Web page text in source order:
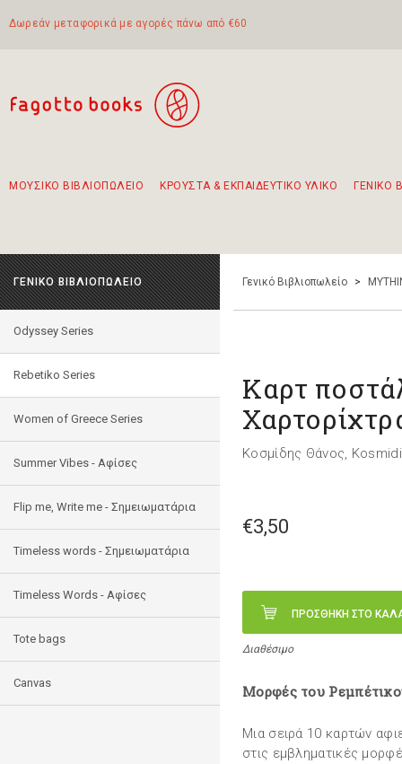
Δωρεάν μεταφορικά με αγορές πάνω από €60
ΜΟΥΣΙΚΟ ΒΙΒΛΙΟΠΩΛΕΙΟ ΚΡΟΥΣΤΑ & ΕΚΠΑΙΔΕΥΤΙΚΟ ΥΛΙΚΟ ΓΕΝΙΚΟ
ΓΕΝΙΚΟ ΒΙΒΛΙΟΠΩΛΕΙΟ
Odyssey Series
Rebetiko Series
Women of Greece Series
Summer Vibes - Αφίσες
Flip me, Write me - Σημειωματάρια
Timeless words - Σημειωματάρια
Timeless Words - Aφίσες
Tote bags
Canvas
Γενικό Βιβλιοπωλείο >
Καρτ
Κοσμίδης Θάνος,
€3,50
ΠΡΟΣΘΗΚΗ ΣΤΟ
Διαθέσιμο
Μορφές του
Μια σειρά 10 καρτών
στις εμβληματικές